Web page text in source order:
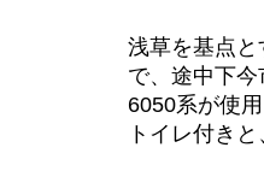
浅草を基点
で、途中下
6050系が使
トイレ付き